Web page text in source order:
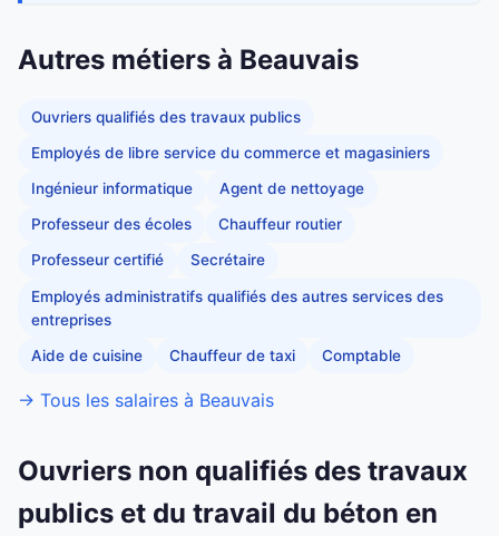
Autres métiers à Beauvais
Ouvriers qualifiés des travaux publics
Employés de libre service du commerce et magasiniers
Ingénieur informatique Agent de nettoyage
Professeur des écoles Chauffeur routier
Professeur certifié Secrétaire
Employés administratifs qualifiés des autres services des
entreprises
Aide de cuisine Chauffeur de taxi Comptable
→ Tous les salaires à Beauvais
Ouvriers non qualifiés des travaux
publics et du travail du béton en